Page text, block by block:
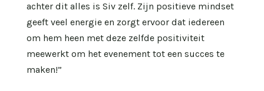
achter dit alles is Siv zelf. Zijn positieve mindset
geeft veel energie en zorgt ervoor dat iedereen
om hem heen met deze zelfde positiviteit
meewerkt om het evenement tot een succes te
maken!”